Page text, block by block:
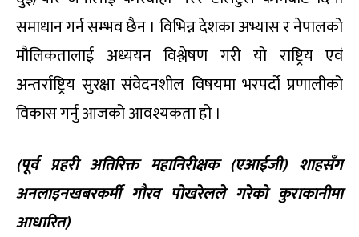
समाधान गर्न सम्भव छैन । विभिन्न देशका अभ्यास र नेपालको
मौलिकतालाई अध्ययन विश्लेषण गरी यो राष्ट्रिय एवं
अन्तर्राष्ट्रिय सुरक्षा संवेदनशील विषयमा भरपर्दो प्रणालीको
विकास गर्नु आजको आवश्यकता हो ।
(पूर्व प्रहरी अतिरिक्त महानिरीक्षक (एआईजी) शाहसँग
अनलाइनखबरकर्मी गौरव पोखरेलले गरेको कुराकानीमा
आधारित)